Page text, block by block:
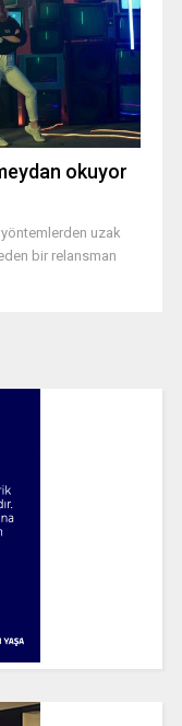
okuyor
yöntemlerden uzak
bir relansman